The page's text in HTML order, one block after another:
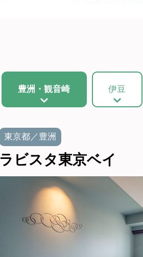
豊洲・観音崎 伊豆
東京都／豊洲
ラビスタ東京ベイ